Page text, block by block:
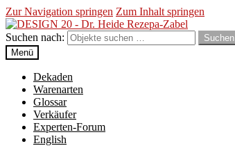
Zur Navigation springen Zum Inhalt springen
Suchen nach:
Suchen
Menü
Dekaden
Warenarten
Glossar
Verkäufer
Experten-Forum
English